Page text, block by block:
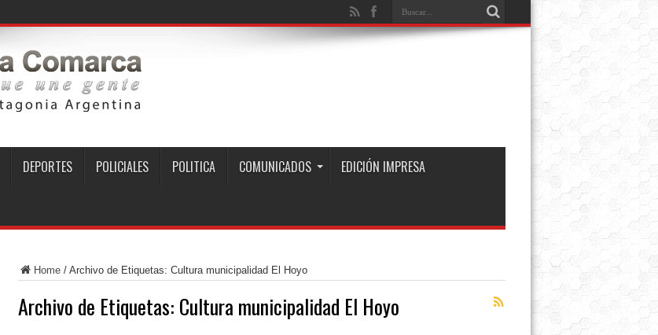
DEPORTES POLICIALES POLITICA COMUNICADOS EDICIÓN IMPRESA
Home/ Archivo de Etiquetas: Cultura municipalidad El Hoyo
Archivo de Etiquetas: Cultura municipalidad El Hoyo